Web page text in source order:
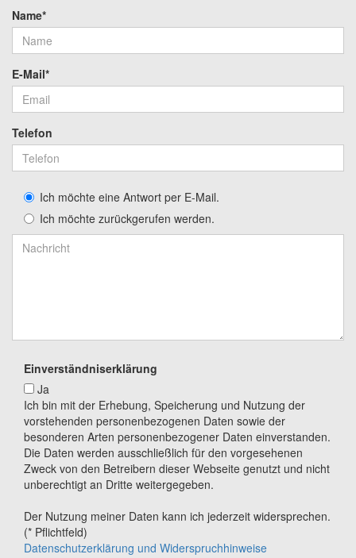
Name*
E-Mail*
Telefon
Ich möchte eine Antwort per E-Mail.
Ich möchte zurückgerufen werden.
Einverständniserklärung
Ja
Ich bin mit der Erhebung, Speicherung und Nutzung der
vorstehenden personenbezogenen Daten sowie der
besonderen Arten personenbezogener Daten einverstanden.
Die Daten werden ausschließlich für den vorgesehenen
Zweck von den Betreibern dieser Webseite genutzt und nicht
unberechtigt an Dritte weitergegeben.
Der Nutzung meiner Daten kann ich jederzeit widersprechen.
(* Pflichtfeld)
Datenschutzerklärung und Widerspruchhinweise